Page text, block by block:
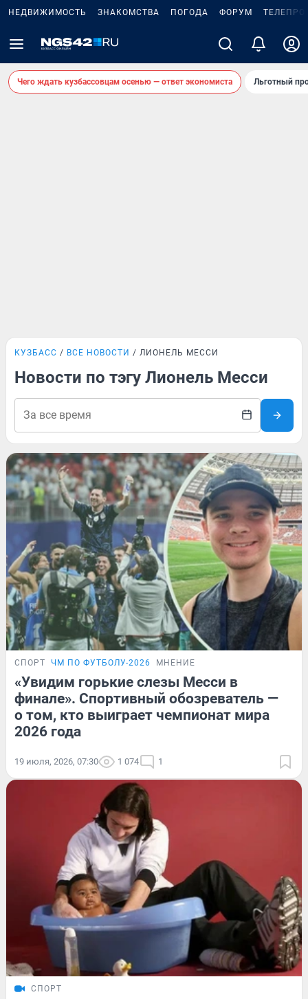
НЕДВИЖИМОСТЬ ЗНАКОМСТВА ПОГОДА ФОРУМ
Чего ждать кузбассовцам осенью — ответ экономиста Льготный
КУЗБАСС ВСЕ НОВОСТИ ЛИОНЕЛЬ МЕССИ
Новости по тэгу Лионель Месси
СПОРТ ЧМ ПО ФУТБОЛУ-2026 МНЕНИЕ
«Увидим горькие слезы Месси в
финале». Спортивный обозреватель —
о том, кто выиграет чемпионат мира
2026 года
19 июля, 2026, 07:30 1 074 1
СПОРТ